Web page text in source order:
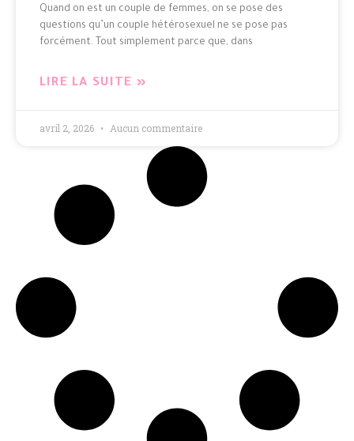
Quand on est un couple de femmes, on se pose des
questions qu’un couple hétérosexuel ne se pose pas
forcément. Tout simplement parce que, dans
LIRE LA SUITE »
avril 2, 2026 Aucun commentaire